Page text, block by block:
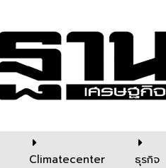
Climatecenter ธุรกิจ